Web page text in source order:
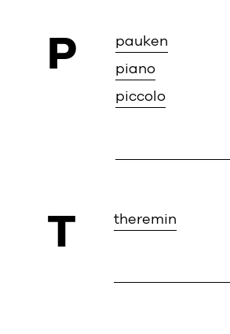
P
pauken
piano
piccolo
T theremin